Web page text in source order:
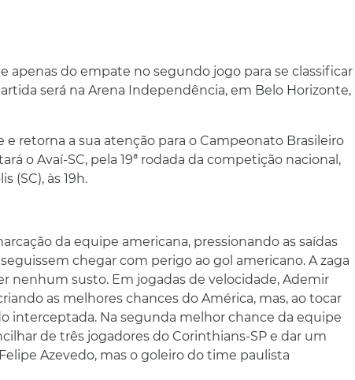
apenas do empate no segundo jogo para se classificar
será na Arena Independência, em Belo Horizonte,
retorna a sua atenção para o Campeonato Brasileiro
o Avaí-SC, pela 19ª rodada da competição nacional,
(SC), às 19h.
da equipe americana, pressionando as saídas
chegar com perigo ao gol americano. A zaga
nenhum susto. Em jogadas de velocidade, Ademir
as melhores chances do América, mas, ao tocar
interceptada. Na segunda melhor chance da equipe
de três jogadores do Corinthians-SP e dar um
Azevedo, mas o goleiro do time paulista